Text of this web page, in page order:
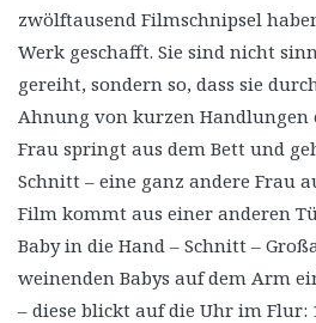
zwölftausend Filmschnipsel
Werk geschafft. Sie sind nicht
gereiht, sondern so, dass sie
Ahnung von kurzen Handlungen
Frau springt aus dem Bett und
Schnitt – eine ganz andere Frau
Film kommt aus einer anderen
Baby in die Hand – Schnitt –
weinenden Babys auf dem Arm
– diese blickt auf die Uhr im Flur: